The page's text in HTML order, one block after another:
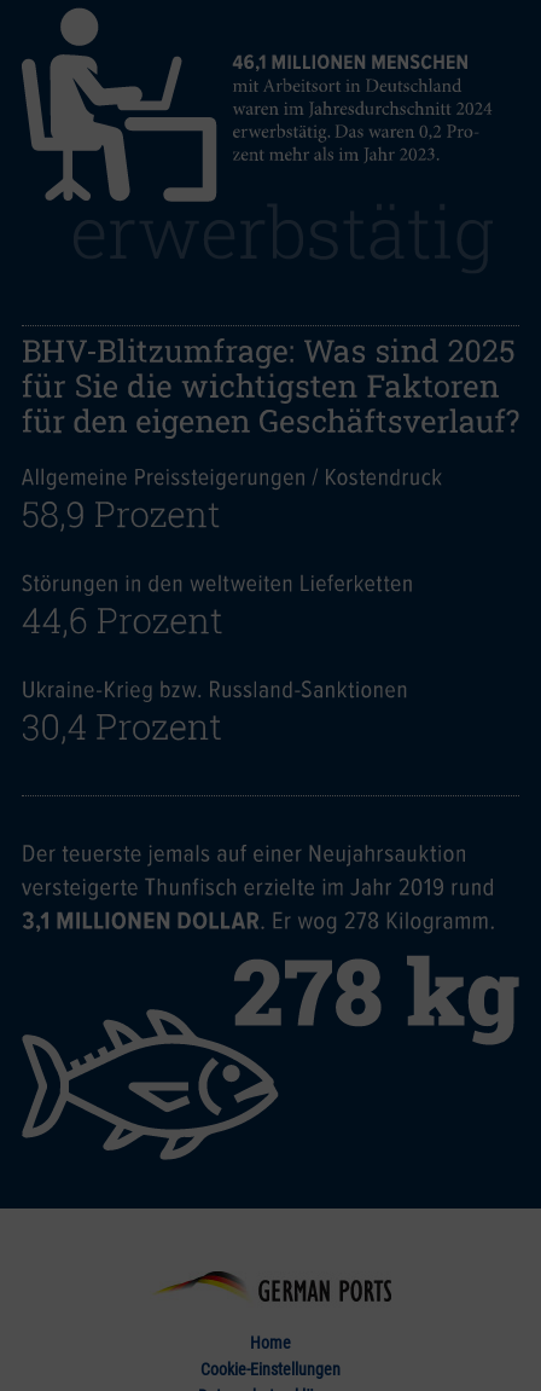
Home
Cookie-Einstellungen